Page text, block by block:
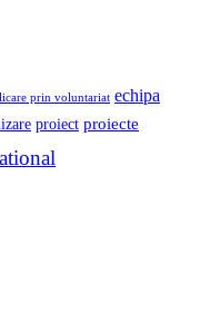
prin voluntariat echipa
proiect proiecte